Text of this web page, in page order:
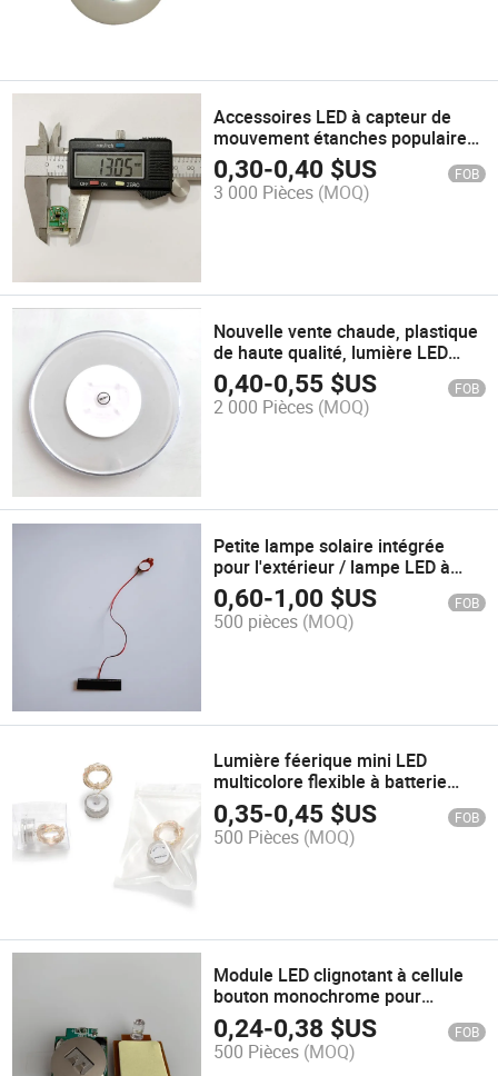
Accessoires LED à capteur de
mouvement étanches populaires
pour chaussures et vêtements
0,30-0,40 $US FOB
3 000 Pièces (MOQ)
Nouvelle vente chaude, plastique
de haute qualité, lumière LED
lumineuse pour bouteille,
éclairage dans l'obscurité, sous-
verre LED pour bouteille
0,40-0,55 $US FOB
2 000 Pièces (MOQ)
Petite lampe solaire intégrée
pour l'extérieur / lampe LED à
utiliser dans le jardin
0,60-1,00 $US FOB
500 pièces (MOQ)
Lumière féerique mini LED
multicolore flexible à batterie
étanche pour jardin extérieur en
fil de cuivre DIY 2m 20LEDs
0,35-0,45 $US FOB
500 Pièces (MOQ)
Module LED clignotant à cellule
bouton monochrome pour
affichage pop
0,24-0,38 $US FOB
500 Pièces (MOQ)